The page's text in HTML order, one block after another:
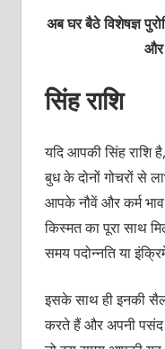
अब घर बैठे विशेषज्ञ
और
सिंह राशि
यदि आपकी सिंह राशि
बुध के दोनों गोचरों से
आपके नौवें और कर्म
किस्‍मत का पूरा साथ
समय पदोन्‍नति या
इसके साथ ही इनकी
करते हैं और अपनी पसंद